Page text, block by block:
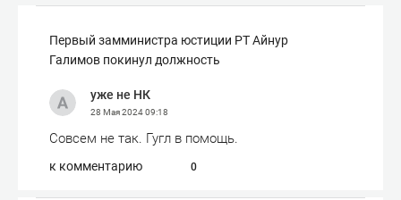
Первый замминистра юстиции РТ Айнур
Галимов покинул должность
уже не НК
28 Мая 202409:18
Совсем не так. Гугл в помощь.
к комментарию 0